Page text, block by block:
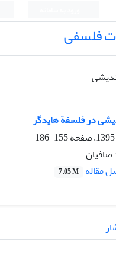
فلسفی
در فلسفة هایدگر
155-186
مقاله 7.05 M